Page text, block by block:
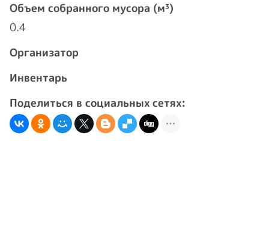
Объем собранного мусора (м³)
0.4
Организатор
Инвентарь
Поделиться в социальных сетях: